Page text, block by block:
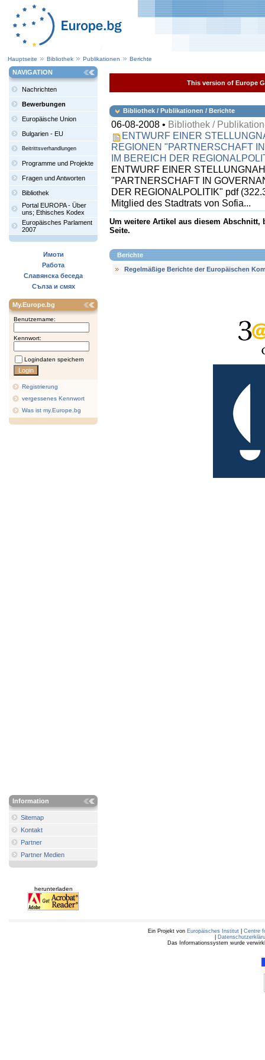
Hauptseite Bibliothek Publikationen Berichte
NAVIGATION
Nachrichten
Bewerbungen
Europäische Union
Bulgarien - EU
Beitrittsverhandlungen
Programme und Projekte
Fragen und Antworten
Bibliothek
Portal EUROPA - Über
uns; Ethisches Kodex
Europäisches Parlament
2007
Имоти
Работа
Славянска беседа
Сълза и смях
My.Europe.bg
Benutzername:
Kennwort:
Logindaten speichern
Registrierung
vergessenes Kennwort
Was ist my.Europe.bg
Information
Sitemap
Kontakt
Partner
Partner Medien
herunterladen
This version of Europe
Bibliothek / Publikationen / Berichte
06-08-2008 • Bibliothek /
ENTWURF EINER
REGIONEN "PARTNERSCHAFT
IM BEREICH DER
ENTWURF EINER
"PARTNERSCHAFT IN
DER REGIONALPOLITIK" pdf
Mitglied des Stadtrats von Sofia...
Um weitere Artikel aus diesem Abschnitt,
Seite.
Berichte
Regelmäßige Berichte der Europäischen
Ein Projekt von Europäisches Institut
Centre
Das Informationssystem wurde